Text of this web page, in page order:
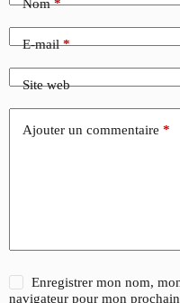
Nom*
E-mail*
Site web
Ajouter un commentaire *
Enregistrer mon nom,
navigateur pour mon